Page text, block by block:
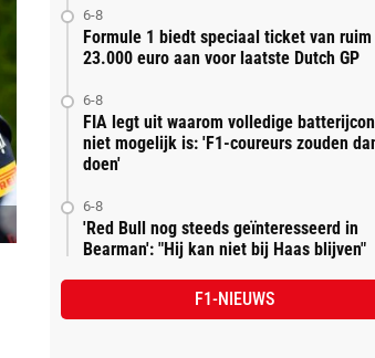
6-8
Formule 1 biedt speciaal ticket van ruim
23.000 euro aan voor laatste Dutch GP
6-8
FIA legt uit waarom volledige
niet mogelijk is: 'F1-coureurs zouden
doen'
6-8
'Red Bull nog steeds geïnteresseerd in
Bearman': "Hij kan niet bij Haas blijven"
F1-NIEUWS